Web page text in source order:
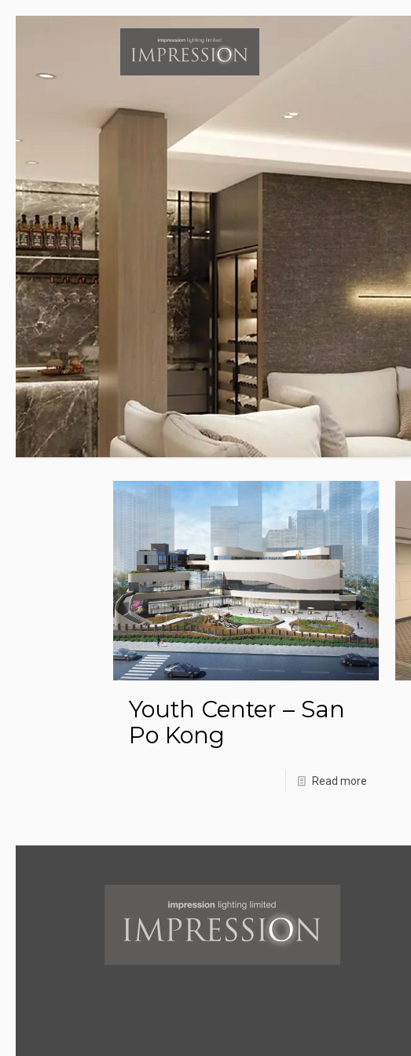
Youth Center – San
Po Kong
Read more